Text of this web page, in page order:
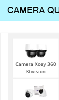
Camera Xoay 360
Kbvision